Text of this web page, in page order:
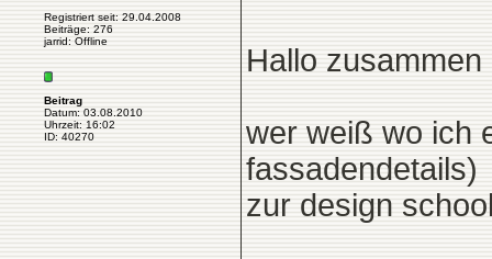
Registriert seit: 29.04.2008
Beiträge: 276
jarrid: Offline
Beitrag
Datum: 03.08.2010
Uhrzeit: 16:02
ID: 40270
Hallo zusammen
wer weiß wo ich
fassadendetails)
zur design